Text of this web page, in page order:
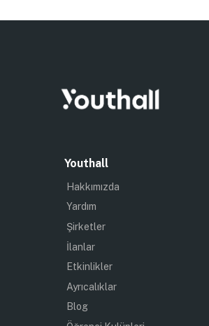
Youthall
Hakkımızda
Yardım
Şirketler
İlanlar
Etkinlikler
Ayrıcalıklar
Blog